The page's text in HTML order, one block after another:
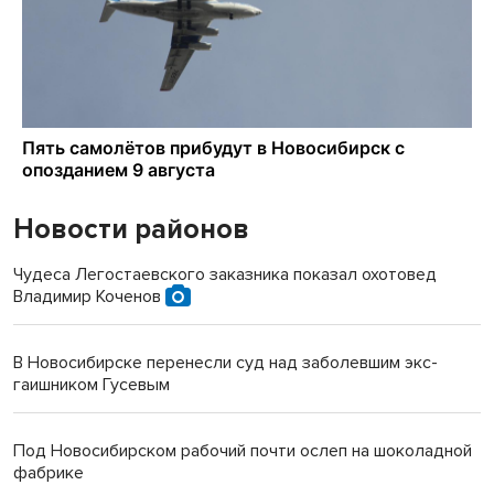
Новости районов
Чудеса Легостаевского заказника показал охотовед
Владимир Коченов
В Новосибирске перенесли суд над заболевшим экс-
гаишником Гусевым
Под Новосибирском рабочий почти ослеп на шоколадной
фабрике